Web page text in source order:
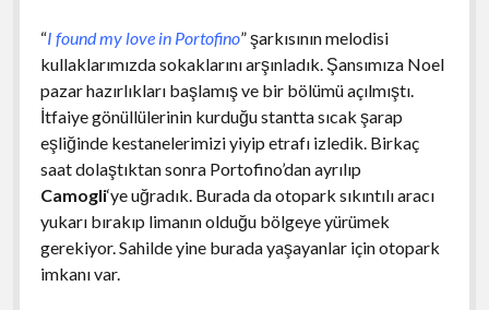
“I found my love in Portofino” şarkısının melodisi
kullaklarımızda sokaklarını arşınladık. Şansımıza Noel
pazar hazırlıkları başlamış ve bir bölümü açılmıştı.
İtfaiye gönüllülerinin kurduğu stantta sıcak şarap
eşliğinde kestanelerimizi yiyip etrafı izledik. Birkaç
saat dolaştıktan sonra Portofino’dan ayrılıp
Camogli‘ye uğradık. Burada da otopark sıkıntılı aracı
yukarı bırakıp limanın olduğu bölgeye yürümek
gerekiyor. Sahilde yine burada yaşayanlar için otopark
imkanı var.